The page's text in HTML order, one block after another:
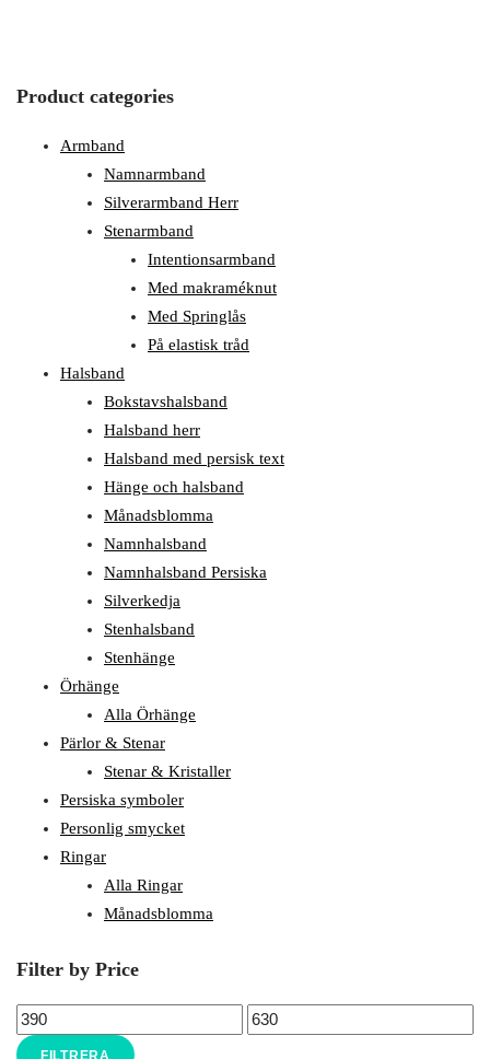
Product categories
Armband
Namnarmband
Silverarmband Herr
Stenarmband
Intentionsarmband
Med makraméknut
Med Springlås
På elastisk tråd
Halsband
Bokstavshalsband
Halsband herr
Halsband med persisk text
Hänge och halsband
Månadsblomma
Namnhalsband
Namnhalsband Persiska
Silverkedja
Stenhalsband
Stenhänge
Örhänge
Alla Örhänge
Pärlor & Stenar
Stenar & Kristaller
Persiska symboler
Personlig smycket
Ringar
Alla Ringar
Månadsblomma
Filter by Price